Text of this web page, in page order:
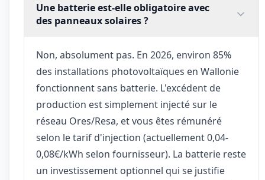
Une batterie est-elle obligatoire avec
des panneaux solaires ?
Non, absolument pas. En 2026, environ 85%
des installations photovoltaïques en Wallonie
fonctionnent sans batterie. L'excédent de
production est simplement injecté sur le
réseau Ores/Resa, et vous êtes rémunéré
selon le tarif d'injection (actuellement 0,04-
0,08€/kWh selon fournisseur). La batterie reste
un investissement optionnel qui se justifie